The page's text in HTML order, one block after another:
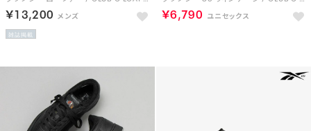
￥13,200
雑誌掲載
￥6,790